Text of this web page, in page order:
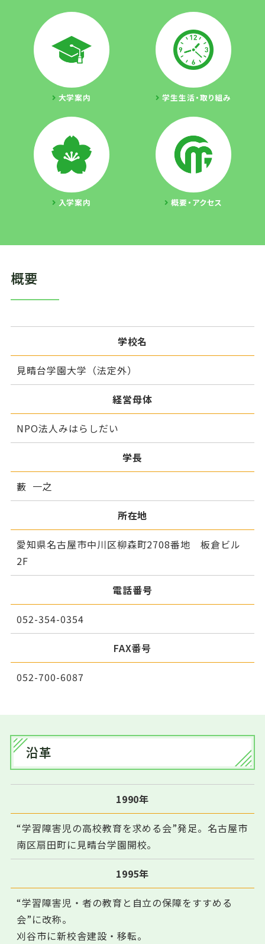
大学案内 学生生活・取り組み
入学案内 概要・アクセス
概要
学校名
見晴台学園大学（法定外）
経営母体
NPO法人みはらしだい
学長
藪 一之
所在地
愛知県名古屋市中川区柳森町2708番地 板倉ビル
2F
電話番号
052-354-0354
FAX番号
052-700-6087
沿革
1990年
“学習障害児の高校教育を求める会”発足。名古屋市
南区扇田町に見晴台学園開校。
1995年
“学習障害児・者の教育と自立の保障をすすめる
会”に改称。
刈谷市に新校舎建設・移転。